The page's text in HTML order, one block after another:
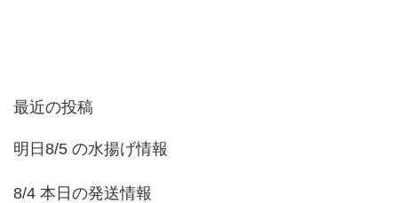
最近の投稿
明日8/5 の水揚げ情報
8/4 本日の発送情報